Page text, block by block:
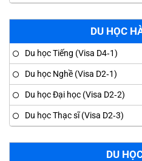
DU HỌC
Du học Tiếng (Visa D4‑1)
Du học Nghề (Visa D2‑1)
Du học Đại học (Visa D2‑2)
Du học Thạc sĩ (Visa D2‑3)
DU